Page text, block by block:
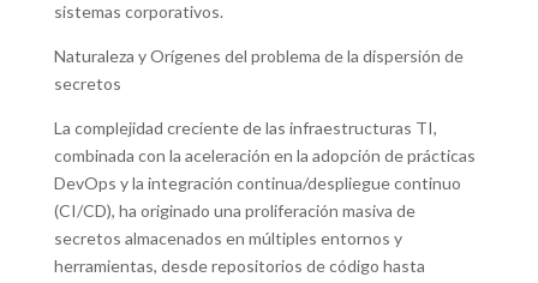
sistemas corporativos.
Naturaleza y Orígenes del problema de la dispersión de
secretos
La complejidad creciente de las infraestructuras TI,
combinada con la aceleración en la adopción de prácticas
DevOps y la integración continua/despliegue continuo
(CI/CD), ha originado una proliferación masiva de
secretos almacenados en múltiples entornos y
herramientas, desde repositorios de código hasta